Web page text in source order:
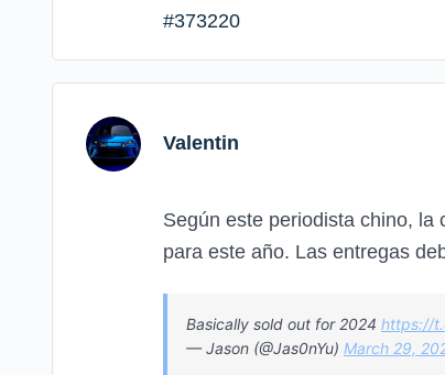
#373220
Valentin
Según este periodista chino,
para este año. Las entregas
Basically sold out for 2024 https://
— Jason (@Jas0nYu) March 29,